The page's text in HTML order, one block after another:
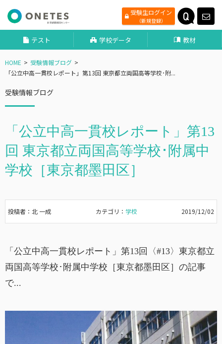
受験生ログイン
（新規登録）
テスト 学校データ 教材
HOME
受験情報ブログ
「公立中高一貫校レポート」第13回 東京都立両国高等学校･附...
受験情報ブログ
「公立中高一貫校レポート」第13
回 東京都立両国高等学校･附属中
学校［東京都墨田区］
投稿者：北 一成 カテゴリ： 学校 2019/12/02
「公立中高一貫校レポート」第13回〈#13〉東京都立
両国高等学校･附属中学校［東京都墨田区］の記事
で...